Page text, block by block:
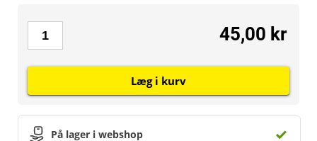
På lager i webshop
45,00 kr
Læg i kurv